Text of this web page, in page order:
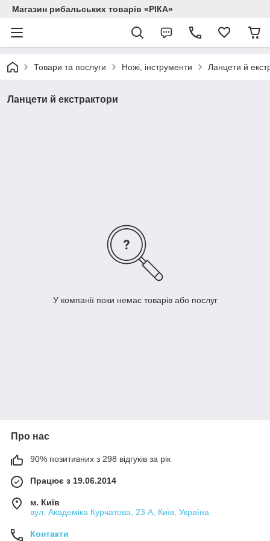
Магазин рибальських товарів «РІКА»
Товари та послуги Ножі, інструменти Ланцети й
Ланцети й екстрактори
У компанії поки немає товарів або послуг
Про нас
90% позитивних з 298 відгуків за рік
Працює з 19.06.2014
м. Київ
вул. Академіка Курчатова, 23 А, Київ, Україна
Контакти